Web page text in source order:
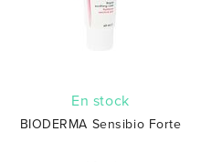
En stock
BIODERMA Sensibio Forte